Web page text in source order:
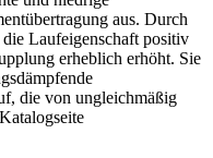
aus. Durch
Laufeigenschaft positiv
erheblich erhöht. Sie
die von ungleichmäßig